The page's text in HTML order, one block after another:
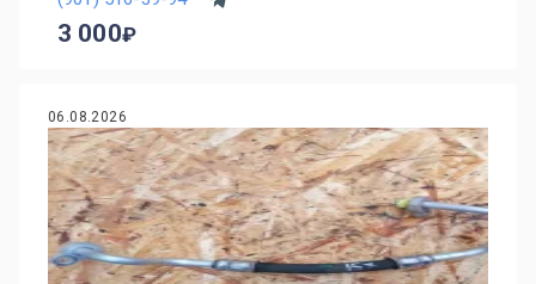
3 000
06.08.2026